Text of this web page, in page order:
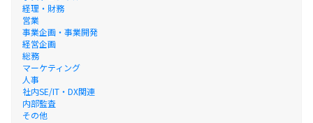
経理・財務
営業
事業企画・事業開発
経営企画
総務
マーケティング
人事
社内SE/IT・DX関連
内部監査
その他